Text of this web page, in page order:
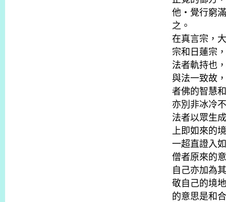
他・覺行窮
之。
在真言宗，
宗和日蓮宗
法者軌持也
與法一致故
者佛的智慧
亦別非冰冷
法者以眾生
上即如來的
一超直證入
僧者原來的
自己亦加為
敬自己的境
的意思是和